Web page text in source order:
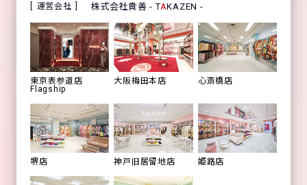
運営会社 株式会社貴善 - TAKAZEN -
東京表参道店
Flagship
大阪梅田本店 心斎橋店
堺店 神戸旧居留地店 姫路店